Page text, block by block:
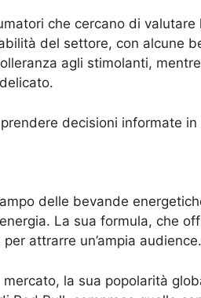
che cercano di valutare
del settore, con alcune
agli stimolanti,
decisioni informate in
delle bevande
La sua formula, che
attrarre un’ampia audience.
la sua popolarità